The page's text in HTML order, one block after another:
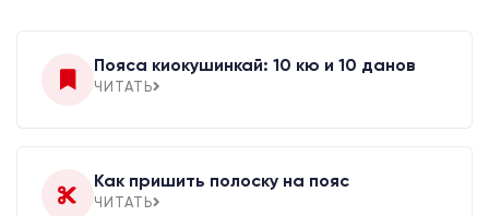
Пояса киокушинкай: 10 кю и 10 данов
ЧИТАТЬ
Как пришить полоску на пояс
ЧИТАТЬ